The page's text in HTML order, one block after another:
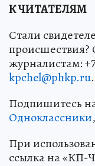
К ЧИТАТЕЛЯМ
Стали
журналистам:
kpchel@phkp.ru.
Подпишитесь
Одноклассники,
При
ссылка на «КП-